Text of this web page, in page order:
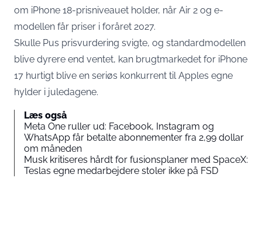
om iPhone 18-prisniveauet holder, når Air 2 og e-
modellen får priser i foråret 2027.
Skulle Pus prisvurdering svigte, og standardmodellen
blive dyrere end ventet, kan brugtmarkedet for iPhone
17 hurtigt blive en seriøs konkurrent til Apples egne
hylder i juledagene.
Læs også
Meta One ruller ud: Facebook, Instagram og
WhatsApp får betalte abonnementer fra 2,99 dollar
om måneden
Musk kritiseres hårdt for fusionsplaner med SpaceX:
Teslas egne medarbejdere stoler ikke på FSD